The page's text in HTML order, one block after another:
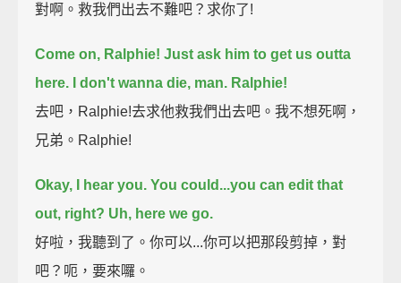
對啊。救我們出去不難吧？求你了!
Come on, Ralphie! Just ask him to get us outta
here.
I don't wanna die, man. Ralphie!
去吧，Ralphie!去求他救我們出去吧。我不想死啊，
兄弟。Ralphie!
Okay, I hear you. You could...you can edit that
out, right? Uh, here we go.
好啦，我聽到了。你可以...你可以把那段剪掉，對
吧？呃，要來囉。